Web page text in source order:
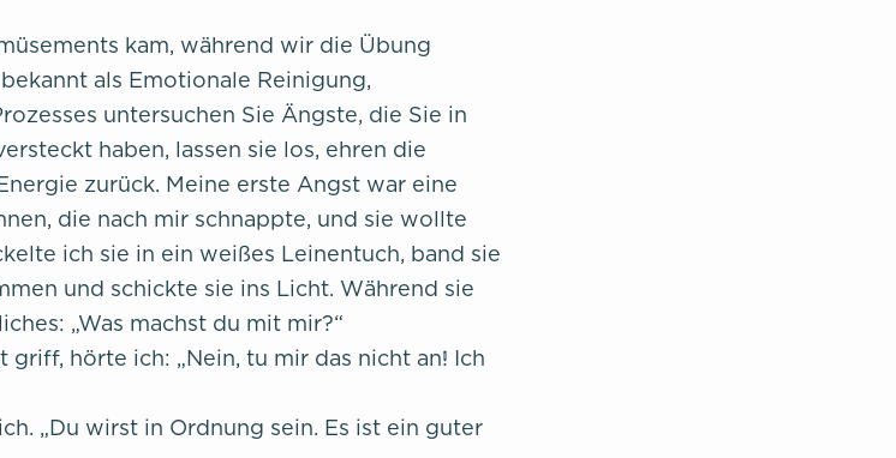
kam, während wir die Übung
als Emotionale Reinigung,
untersuchen Sie Ängste, die Sie in
haben, lassen sie los, ehren die
zurück. Meine erste Angst war eine
die nach mir schnappte, und sie wollte
ich sie in ein weißes Leinentuch, band sie
und schickte sie ins Licht. Während sie
„Was machst du mit mir?“
hörte ich: „Nein, tu mir das nicht an! Ich
„Du wirst in Ordnung sein. Es ist ein guter